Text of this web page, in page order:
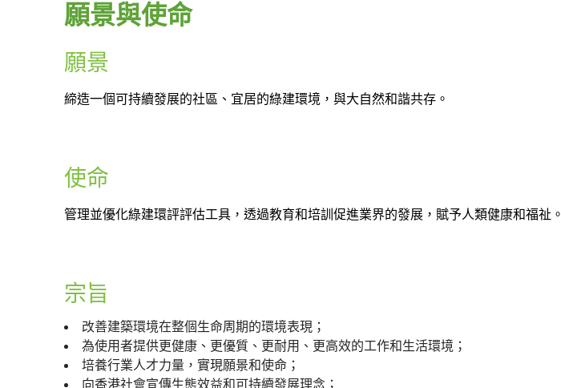
願景與使命
願景
締造一個可持續發展的社區、宜居的綠建環境，與大自然和諧共存。
使命
管理並優化綠建環評評估工具，透過教育和培訓促進業界的發展，賦予人類健康和福祉。
宗旨
改善建築環境在整個生命周期的環境表現；
為使用者提供更健康、更優質、更耐用、更高效的工作和生活環境；
培養行業人才力量，實現願景和使命；
向香港社會宣傳生態效益和可持續發展理念；